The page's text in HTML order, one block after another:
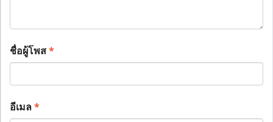
ชื่อผู้โพส*
อีเมล*